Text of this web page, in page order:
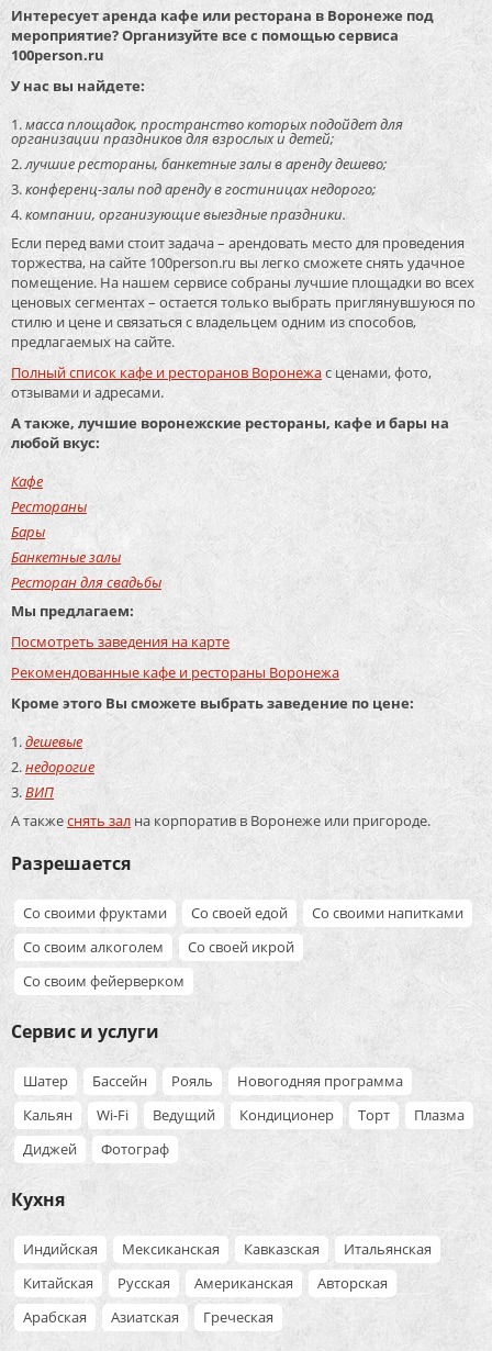
Интересует аренда кафе или ресторана в Воронеже под
мероприятие? Организуйте все с помощью сервиса
100person.ru
У нас вы найдете:
масса площадок, пространство которых подойдет для
организации праздников для взрослых и детей;
лучшие рестораны, банкетные залы в аренду дешево;
конференц-залы под аренду в гостиницах недорого;
компании, организующие выездные праздники.
Если перед вами стоит задача – арендовать место для проведения
торжества, на сайте 100person.ru вы легко сможете снять удачное
помещение. На нашем сервисе собраны лучшие площадки во всех
ценовых сегментах – остается только выбрать приглянувшуюся по
стилю и цене и связаться с владельцем одним из способов,
предлагаемых на сайте.
Полный список кафе и ресторанов Воронежас ценами, фото,
отзывами и адресами.
А также, лучшие воронежские рестораны, кафе и бары на
любой вкус:
Кафе
Рестораны
Бары
Банкетные залы
Ресторан для свадьбы
Мы предлагаем:
Посмотреть заведения на карте
Рекомендованные кафе и рестораны Воронежа
Кроме этого Вы сможете выбрать заведение по цене:
дешевые
недорогие
ВИП
А такжеснять зал на корпоратив в Воронеже или пригороде.
Разрешается
Со своими фруктами Со своей едой
Со своими напитками
Со своим алкоголем
Со своей икрой
Со своим фейерверком
Сервис и услуги
Шатер Бассейн Рояль
Новогодняя программа
Кальян
Wi-Fi Ведущий Кондиционер Торт
Плазма
Диджей
Фотограф
Кухня
Индийская Мексиканская Кавказская
Итальянская
Китайская
Русская Американская
Авторская
Арабская
Азиатская Греческая